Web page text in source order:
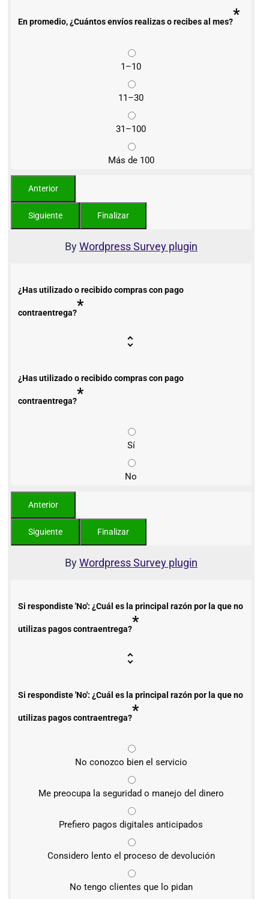
En promedio, ¿Cuántos envíos realizas o recibes al mes?*
1–10
11–30
31–100
Más de 100
ByWordpress Survey plugin
¿Has utilizado o recibido compras con pago
contraentrega?*
¿Has utilizado o recibido compras con pago
contraentrega?*
Sí
No
ByWordpress Survey plugin
Si respondiste 'No': ¿Cuál es la principal razón por la que no
utilizas pagos contraentrega?*
Si respondiste 'No': ¿Cuál es la principal razón por la que no
utilizas pagos contraentrega?*
No conozco bien el servicio
Me preocupa la seguridad o manejo del dinero
Prefiero pagos digitales anticipados
Considero lento el proceso de devolución
No tengo clientes que lo pidan